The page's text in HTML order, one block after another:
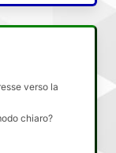
verso la
chiaro?